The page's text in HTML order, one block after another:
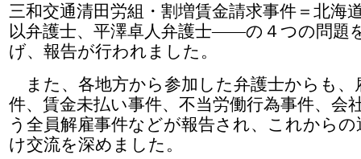
三和交通清田労組・割増賃金請求事件＝北海
以弁護士、平澤卓人弁護士――の４つの問題
げ、報告が行われました。
また、各地方から参加した弁護士からも、
件、賃金未払い事件、不当労働行為事件、会
う全員解雇事件などが報告され、これから
け交流を深めました。